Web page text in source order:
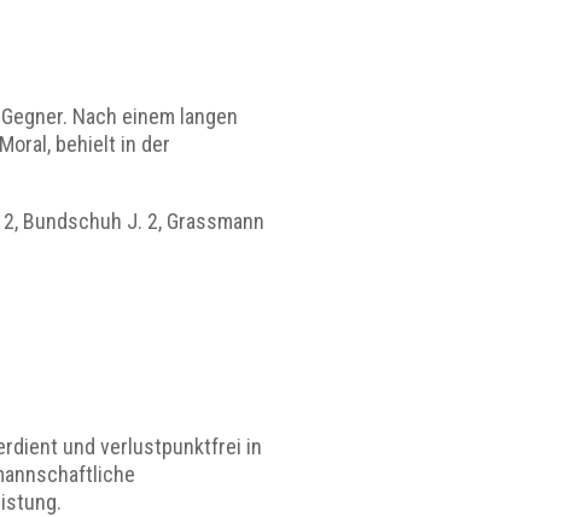
Nach einem langen
behielt in der
Bundschuh J. 2, Grassmann
und verlustpunktfrei in